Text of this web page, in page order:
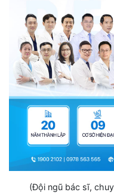
(Đội ngũ bác sĩ,